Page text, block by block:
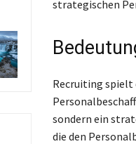
strategischen
Recruiting spielt
sondern ein
die den